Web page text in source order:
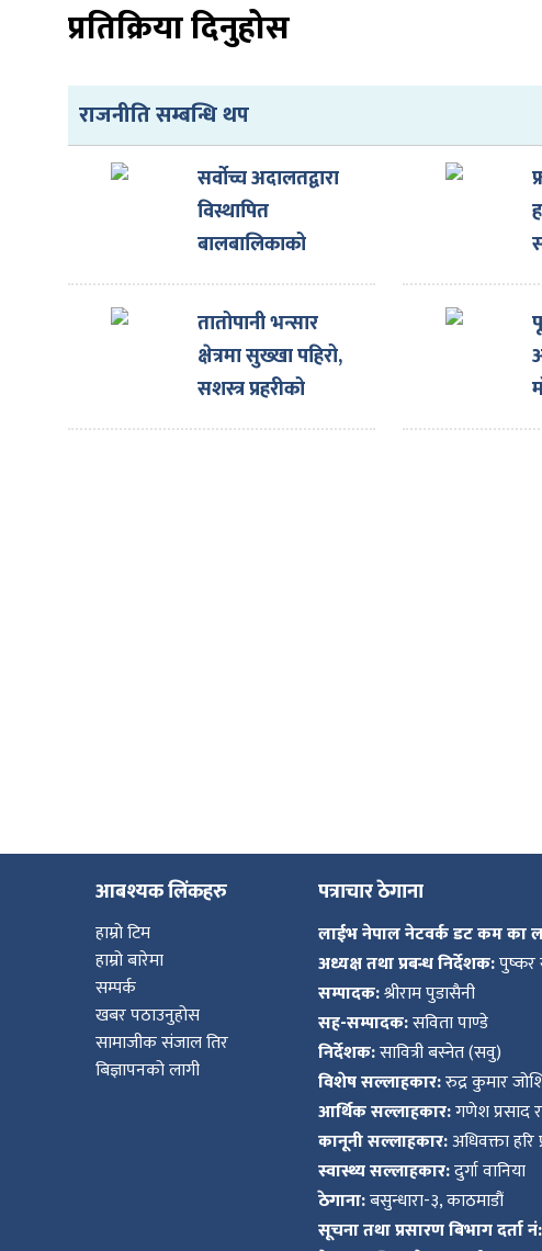
प्रतिक्रिया दिनुहोस
राजनीति सम्बन्धि थप
सर्वोच्च अदालतद्वारा
विस्थापित
बालबालिकाको
शिक्षा, स्वास्थ्य र
आवास सुनिश्चित गर्न
सर्वोच्च अदालतद्धारा
अन्तरिम आदेश
तातोपानी भन्सार
क्षेत्रमा सुख्खा पहिरो,
सशस्त्र प्रहरीको
बीओपीमा क्षति
आबश्यक लिंकहरु
हाम्रो टिम
हाम्रो बारेमा
सम्पर्क
खबर पठाउनुहोस
सामाजीक संजाल तिर
बिज्ञापनको लागी
पत्राचार ठेगाना
लाईभ नेपाल नेटवर्क डट कम का
अध्यक्ष तथा प्रबन्ध निर्देशक:पुष्कर
सम्पादक:श्रीराम पुडासैनी
सह-सम्पादक:सविता पाण्डे
निर्देशक:सावित्री बस्नेत (सवु)
विशेष सल्लाहकार:रुद्र कुमार
आर्थिक सल्लाहकार:गणेश प्रसाद
कानूनी सल्लाहकार:अधिवक्ता
स्वास्थ्य सल्लाहकार:दुर्गा वानिया
ठेगाना:बसुन्धारा-३, काठमाडौं
सूचना तथा प्रसारण बिभाग दर्ता नं: